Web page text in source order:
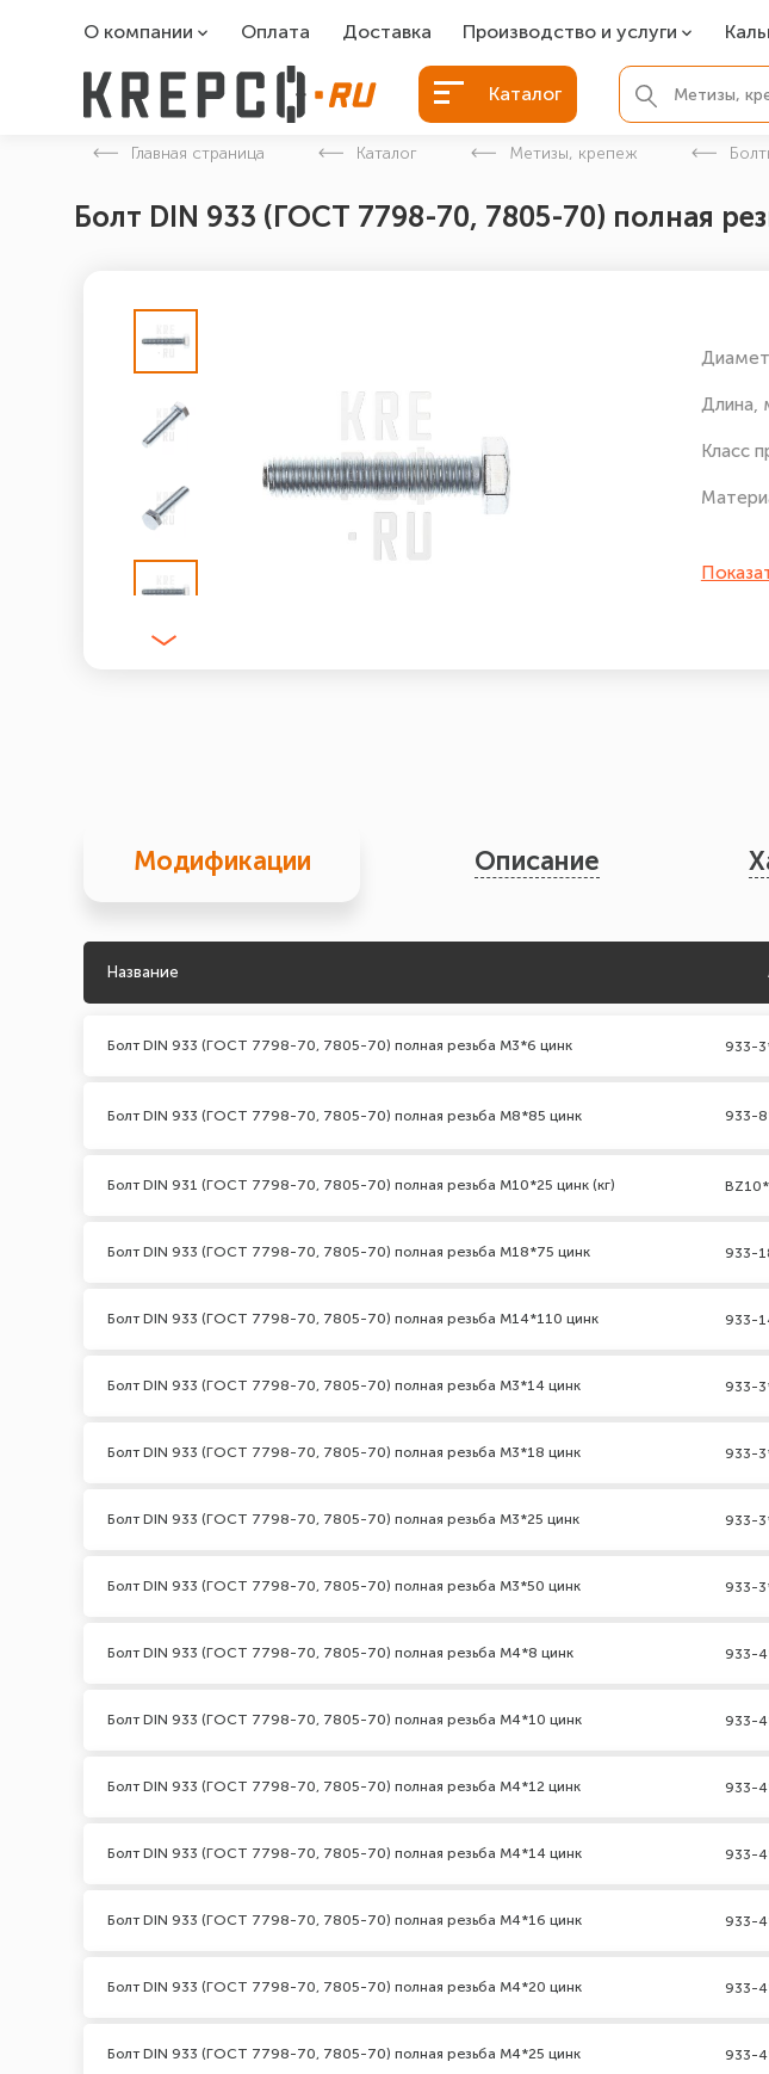
О компании
О компании
Оплата Доставка Производство и услуги
Болты БСР
Болты для фундамента
Закладные детали
Каталог
Главная страница Каталог Метизы, крепеж
Болт DIN 933 (ГОСТ 7798-70, 7805-70) полная
Длина,
Класс
Модификации Описание
Название
Болт DIN 933 (ГОСТ 7798-70, 7805-70) полная резьба М3*6 цинк 933-
Болт DIN 933 (ГОСТ 7798-70, 7805-70) полная резьба М8*85 цинк 933-
Болт DIN 931 (ГОСТ 7798-70, 7805-70) полная резьба М10*25 цинк (кг)
Болт DIN 933 (ГОСТ 7798-70, 7805-70) полная резьба М18*75 цинк 933-
Болт DIN 933 (ГОСТ 7798-70, 7805-70) полная резьба М14*110 цинк 933-
Болт DIN 933 (ГОСТ 7798-70, 7805-70) полная резьба М3*14 цинк 933-
Болт DIN 933 (ГОСТ 7798-70, 7805-70) полная резьба М3*18 цинк 933-
Болт DIN 933 (ГОСТ 7798-70, 7805-70) полная резьба М3*25 цинк 933-
Болт DIN 933 (ГОСТ 7798-70, 7805-70) полная резьба М3*50 цинк 933-
Болт DIN 933 (ГОСТ 7798-70, 7805-70) полная резьба М4*8 цинк 933-
Болт DIN 933 (ГОСТ 7798-70, 7805-70) полная резьба М4*10 цинк 933-
Болт DIN 933 (ГОСТ 7798-70, 7805-70) полная резьба М4*12 цинк 933-
Болт DIN 933 (ГОСТ 7798-70, 7805-70) полная резьба М4*14 цинк 933-
Болт DIN 933 (ГОСТ 7798-70, 7805-70) полная резьба М4*16 цинк 933-
Болт DIN 933 (ГОСТ 7798-70, 7805-70) полная резьба М4*20 цинк 933-
Болт DIN 933 (ГОСТ 7798-70, 7805-70) полная резьба М4*25 цинк 933-